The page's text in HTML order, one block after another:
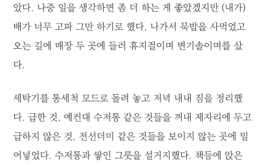
았다. 나중 일을 생각하면 좀 더 하는 게 좋았겠지만 (내가)
배가 너무 고파 그만 하기로 했다. 나가서 묵밥을 사먹었고
오는 길에 매장 두 곳에 들러 휴지걸이며 변기솔이며를 샀
다.
세탁기를 통세척 모드로 돌려 놓고 저녁 내내 짐을 정리했
다. 급한 것, 예컨대 수저통 같은 것들을 꺼내 제자리에 두고
급하지 않은 것, 전선더미 같은 것들을 보이지 않는 곳에 밀
어넣었다. 수저통과 쌓인 그릇을 설거지했다. 책등에 앉은